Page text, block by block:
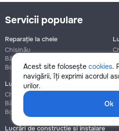
Acest site folosește cookies.
navigării, îți exprimi acordul
urilor.
Ok
Servicii populare
Reparație la cheie
Chișinău
Bălți
Botanica
Lucrări de instalații sanitare
Chișinău
Bălți
Botanica
Lucrări de construcție și instalare